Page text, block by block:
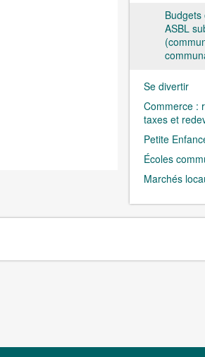
ASBL
Se divertir
Commerce :
taxes et
Petite
Écoles
Marchés